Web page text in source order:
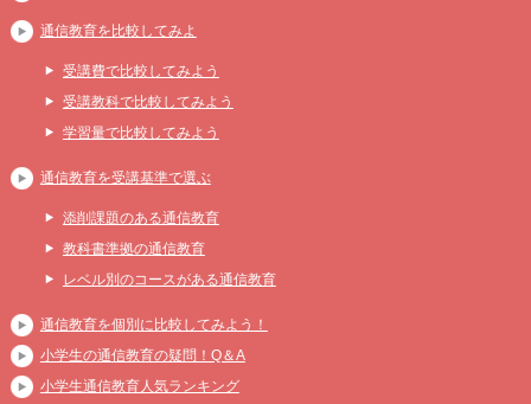
通信教育を比較してみよ
受講費で比較してみよう
受講教科で比較してみよう
学習量で比較してみよう
通信教育を受講基準で選ぶ
添削課題のある通信教育
教科書準拠の通信教育
レベル別のコースがある通信教育
通信教育を個別に比較してみよう！
小学生の通信教育の疑問！Q＆A
小学生通信教育人気ランキング